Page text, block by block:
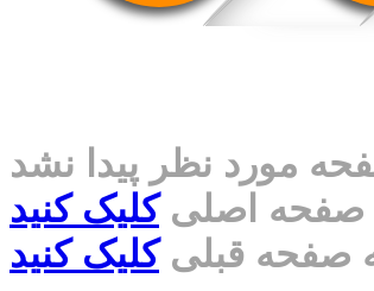
مورد نظر پیدا نشد
صفحه اصلیکلیک کنید
صفحه قبلیکلیک کنید